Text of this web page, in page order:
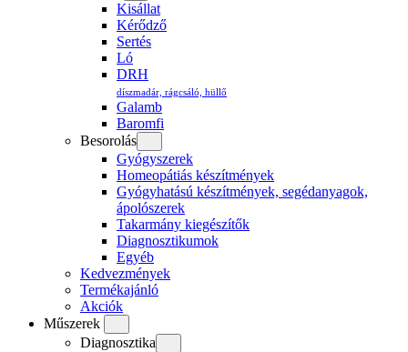
Kisállat
Kérődző
Sertés
Ló
DRH
díszmadár, rágcsáló, hüllő
Galamb
Baromfi
Besorolás
Gyógyszerek
Homeopátiás készítmények
Gyógyhatású készítmények, segédanyagok,
ápolószerek
Takarmány kiegészítők
Diagnosztikumok
Egyéb
Kedvezmények
Termékajánló
Akciók
Műszerek
Diagnosztika